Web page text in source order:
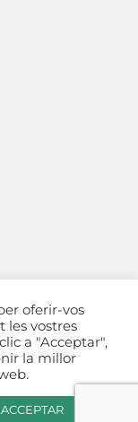
Política
[Configurar]
oferir-vos
les vostres
a "Acceptar",
la millor
ACCEPTAR